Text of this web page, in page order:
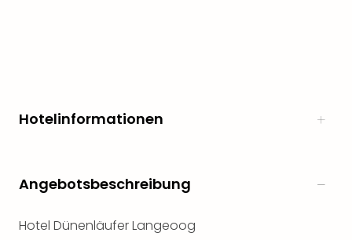
Hotelinformationen
Angebotsbeschreibung
Hotel Dünenläufer Langeoog